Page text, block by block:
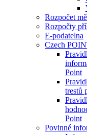
Rozpočet
Rozpočty
E-podatelna
Czech
Point
trestů
Point
Povinné